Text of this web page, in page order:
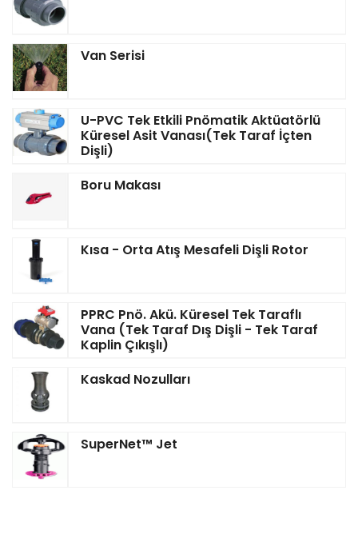
Van Serisi
U-PVC Tek Etkili Pnömatik Aktüatörlü
Küresel Asit Vanası(Tek Taraf İçten
Dişli)
Boru Makası
Kısa - Orta Atış Mesafeli Dişli Rotor
PPRC Pnö. Akü. Küresel Tek Taraflı
Vana (Tek Taraf Dış Dişli - Tek Taraf
Kaplin Çıkışlı)
Kaskad Nozulları
SuperNet™ Jet